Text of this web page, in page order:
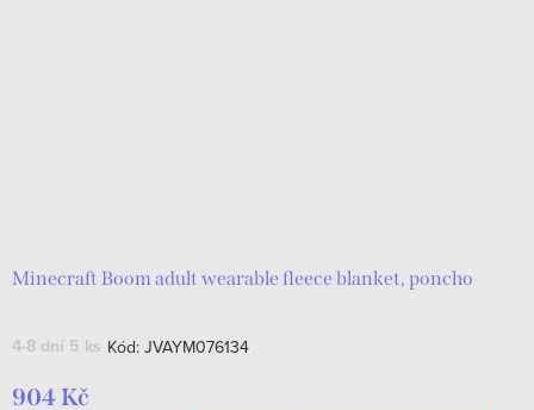
Minecraft Boom adult wearable fleece blanket, poncho
4-8 dní 5 ks Kód: JVAYM076134
904 Kč